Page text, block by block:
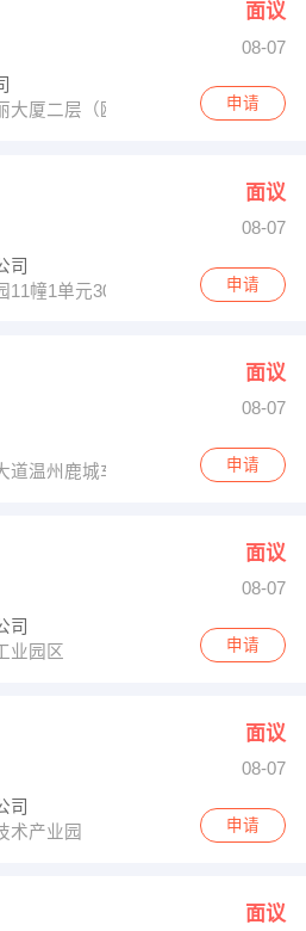
面议
08-07
大厦二层（瓯海区法院边上）人力资
申请
面议
08-07
司
11幢1单元301室
申请
面议
08-07
道温州鹿城车站大道神力大厦1幢
申请
面议
08-07
司
业园区
申请
面议
08-07
司
术产业园
申请
面议